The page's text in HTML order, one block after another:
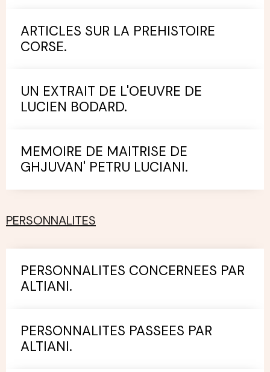
ARTICLES SUR LA PREHISTOIRE
CORSE.
UN EXTRAIT DE L'OEUVRE DE
LUCIEN BODARD.
MEMOIRE DE MAITRISE DE
GHJUVAN' PETRU LUCIANI.
PERSONNALITES
PERSONNALITES CONCERNEES PAR
ALTIANI.
PERSONNALITES PASSEES PAR
ALTIANI.